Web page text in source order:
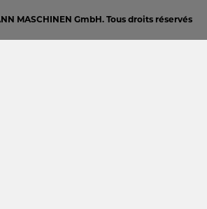
MASCHINEN GmbH. Tous droits réservés